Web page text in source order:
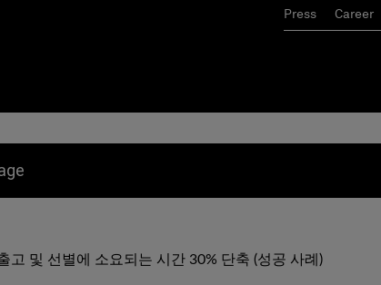
Press Career
고 및 선별에 소요되는 시간 30% 단축 (성공 사례)